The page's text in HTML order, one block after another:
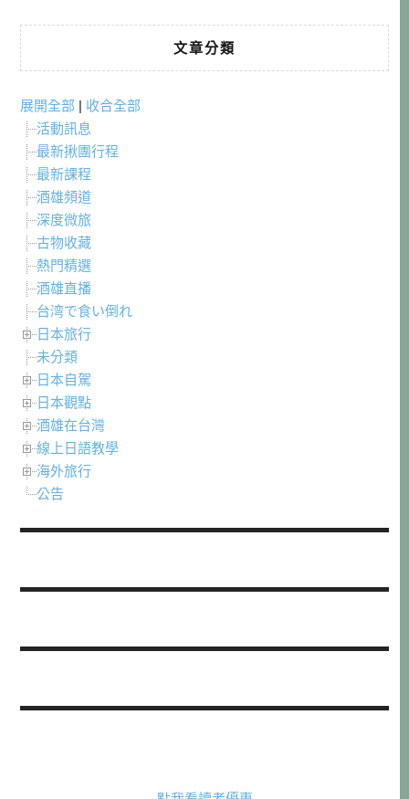
文章分類
展開全部 | 收合全部
活動訊息
最新揪團行程
最新課程
酒雄頻道
深度微旅
古物收藏
熱門精選
酒雄直播
台湾で食い倒れ
日本旅行
未分類
日本自駕
日本觀點
酒雄在台灣
線上日語教學
海外旅行
公告